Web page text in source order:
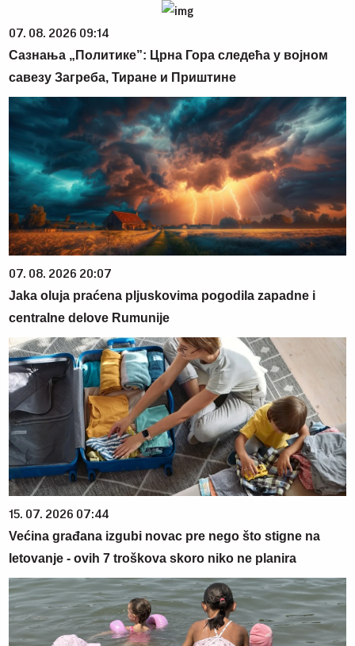
07. 08. 2026 09:14
Сазнања „Политике”: Црна Гора следећа у војном
савезу Загреба, Тиране и Приштине
07. 08. 2026 20:07
Jaka oluja praćena pljuskovima pogodila zapadne i
centralne delove Rumunije
15. 07. 2026 07:44
Većina građana izgubi novac pre nego što stigne na
letovanje - ovih 7 troškova skoro niko ne planira